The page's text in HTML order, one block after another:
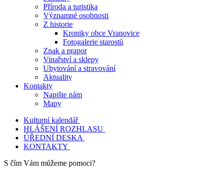
Příroda a turistika
Významné osobnosti
Z historie
Kroniky obce Vranovice
Fotogalerie starostů
Znak a prapor
Vinařství a sklepy
Ubytování a stravování
Aktuality
Kontakty
Napište nám
Mapy
Kulturní kalendář
HLÁŠENÍ ROZHLASU
ÚŘEDNÍ DESKA
KONTAKTY
S čím Vám můžeme pomoci?